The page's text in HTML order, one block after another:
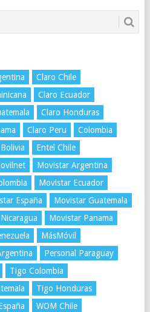
Claro Chile
Claro Ecuador
Claro Honduras
Claro Peru
Colombia
Entel Chile
Movistar Argentina
Movistar Ecuador
España
Movistar Guatemala
Movistar Panama
MásMóvil
Personal Paraguay
Tigo Colombia
Tigo Honduras
WOM Chile